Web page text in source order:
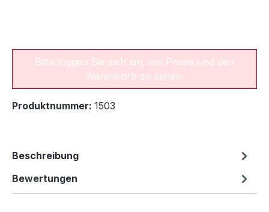
Bitte loggen Sie sich ein, um Preise und den
Warenkorb zu sehen.
Produktnummer: 1503
Beschreibung
Bewertungen